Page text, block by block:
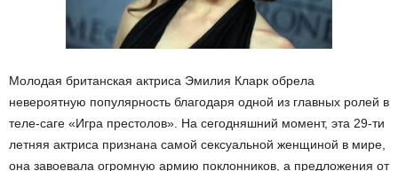
Молодая британская актриса Эмилия Кларк обрела
невероятную популярность благодаря одной из главных ролей в
теле-саге «Игра престолов». На сегодняшний момент, эта 29-ти
летняя актриса признана самой сексуальной женщиной в мире,
она завоевала огромную армию поклонников, а предложения от